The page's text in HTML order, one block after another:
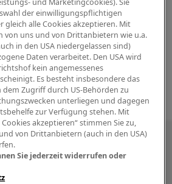
uns auch in den sozialen
Medien
und Marketingcookies). Sie
der einwilligungspflichtigen
gleich alle Cookies akzeptieren. Mit
von uns und von Drittanbietern wie u.a.
in den USA niedergelassen sind)
Daten verarbeitet. Den USA wird
kein angemessenes
Es besteht insbesondere das
dem Zugriff durch US-Behörden zu
unterliegen und dagegen
zur Verfügung stehen. Mit
Cookies akzeptieren“ stimmen Sie zu,
von Drittanbietern (auch in den USA)
Sie jederzeit widerrufen oder